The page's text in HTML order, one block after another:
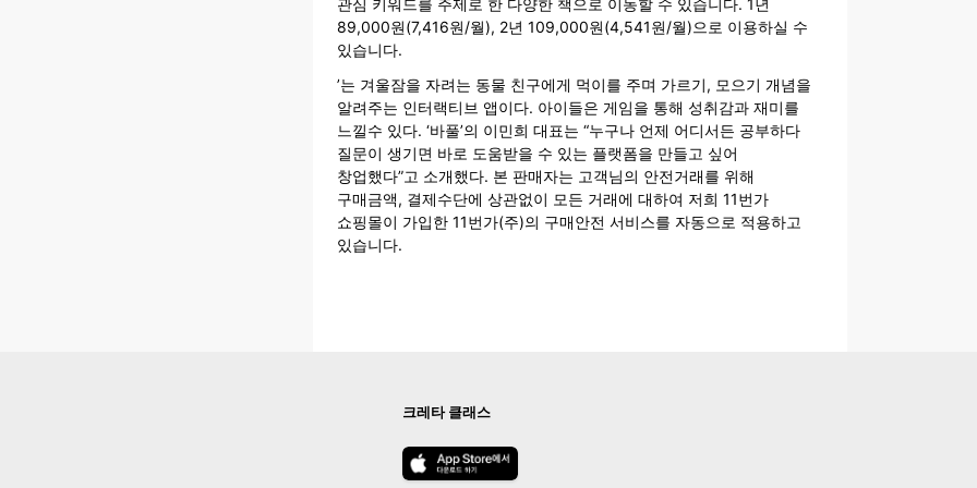
관심 키워드를 주제로 한 다양한 책으로 이동할 수 있습니다. 1년
89,000원(7,416원/월), 2년 109,000원(4,541원/월)으로 이용하실 수
있습니다.
’는 겨울잠을 자려는 동물 친구에게 먹이를 주며 가르기, 모으기 개념을
알려주는 인터랙티브 앱이다. 아이들은 게임을 통해 성취감과 재미를
느낄수 있다. ‘바풀’의 이민희 대표는 “누구나 언제 어디서든 공부하다
질문이 생기면 바로 도움받을 수 있는 플랫폼을 만들고 싶어
창업했다”고 소개했다. 본 판매자는 고객님의 안전거래를 위해
구매금액, 결제수단에 상관없이 모든 거래에 대하여 저희 11번가
쇼핑몰이 가입한 11번가(주)의 구매안전 서비스를 자동으로 적용하고
있습니다.
크레타 클래스